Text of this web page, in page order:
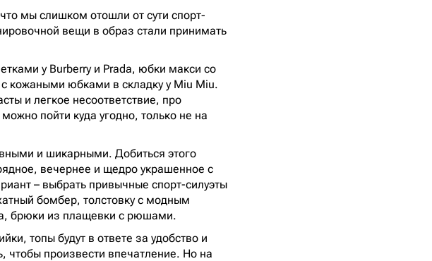
мы слишком отошли от сути спорт-
вещи в образ стали принимать
у Burberry и Prada, юбки макси со
кожаными юбками в складку у Miu Miu.
и легкое несоответствие, про
пойти куда угодно, только не на
и шикарными. Добиться этого
вечернее и щедро украшенное с
– выбрать привычные спорт-силуэты
бомбер, толстовку с модным
брюки из плащевки с рюшами.
топы будут в ответе за удобство и
чтобы произвести впечатление. Но на